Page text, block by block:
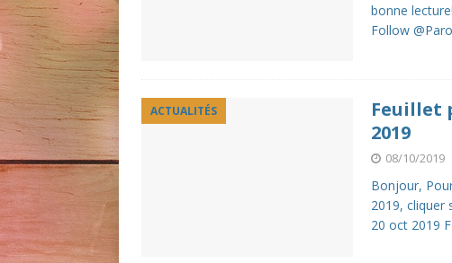
bonne
Follow
ACTUALITÉS
Feuillet
2019
08/10/2019
Bonjour,
2019, cliquer
20 oct 2019